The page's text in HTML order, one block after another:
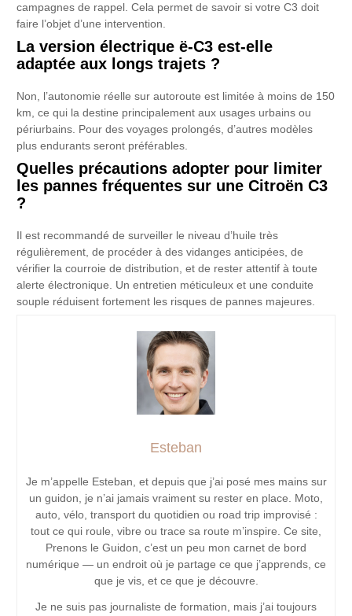
campagnes de rappel. Cela permet de savoir si votre C3 doit
faire l’objet d’une intervention.
La version électrique ë-C3 est-elle
adaptée aux longs trajets ?
Non, l’autonomie réelle sur autoroute est limitée à moins de 150
km, ce qui la destine principalement aux usages urbains ou
périurbains. Pour des voyages prolongés, d’autres modèles
plus endurants seront préférables.
Quelles précautions adopter pour limiter
les pannes fréquentes sur une Citroën C3
?
Il est recommandé de surveiller le niveau d’huile très
régulièrement, de procéder à des vidanges anticipées, de
vérifier la courroie de distribution, et de rester attentif à toute
alerte électronique. Un entretien méticuleux et une conduite
souple réduisent fortement les risques de pannes majeures.
Esteban
Je m’appelle Esteban, et depuis que j’ai posé mes mains sur
un guidon, je n’ai jamais vraiment su rester en place. Moto,
auto, vélo, transport du quotidien ou road trip improvisé :
tout ce qui roule, vibre ou trace sa route m’inspire. Ce site,
Prenons le Guidon, c’est un peu mon carnet de bord
numérique — un endroit où je partage ce que j’apprends, ce
que je vis, et ce que je découvre.
Je ne suis pas journaliste de formation, mais j’ai toujours